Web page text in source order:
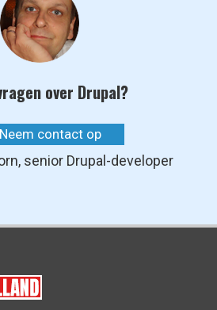
over Drupal?
Neem contact op
senior Drupal-developer